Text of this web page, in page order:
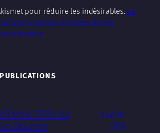
pour réduire les indésirables. En
façon dont les données de vos
traitées.
2026 au
Douron
3 juillet
2026